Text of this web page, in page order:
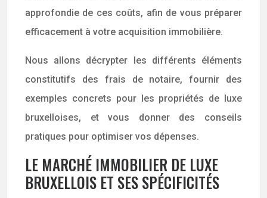
approfondie de ces coûts, afin de vous préparer
efficacement à votre acquisition immobilière.
Nous allons décrypter les différents éléments
constitutifs des frais de notaire, fournir des
exemples concrets pour les propriétés de luxe
bruxelloises, et vous donner des conseils
pratiques pour optimiser vos dépenses.
LE MARCHÉ IMMOBILIER DE LUXE
BRUXELLOIS ET SES SPÉCIFICITÉS